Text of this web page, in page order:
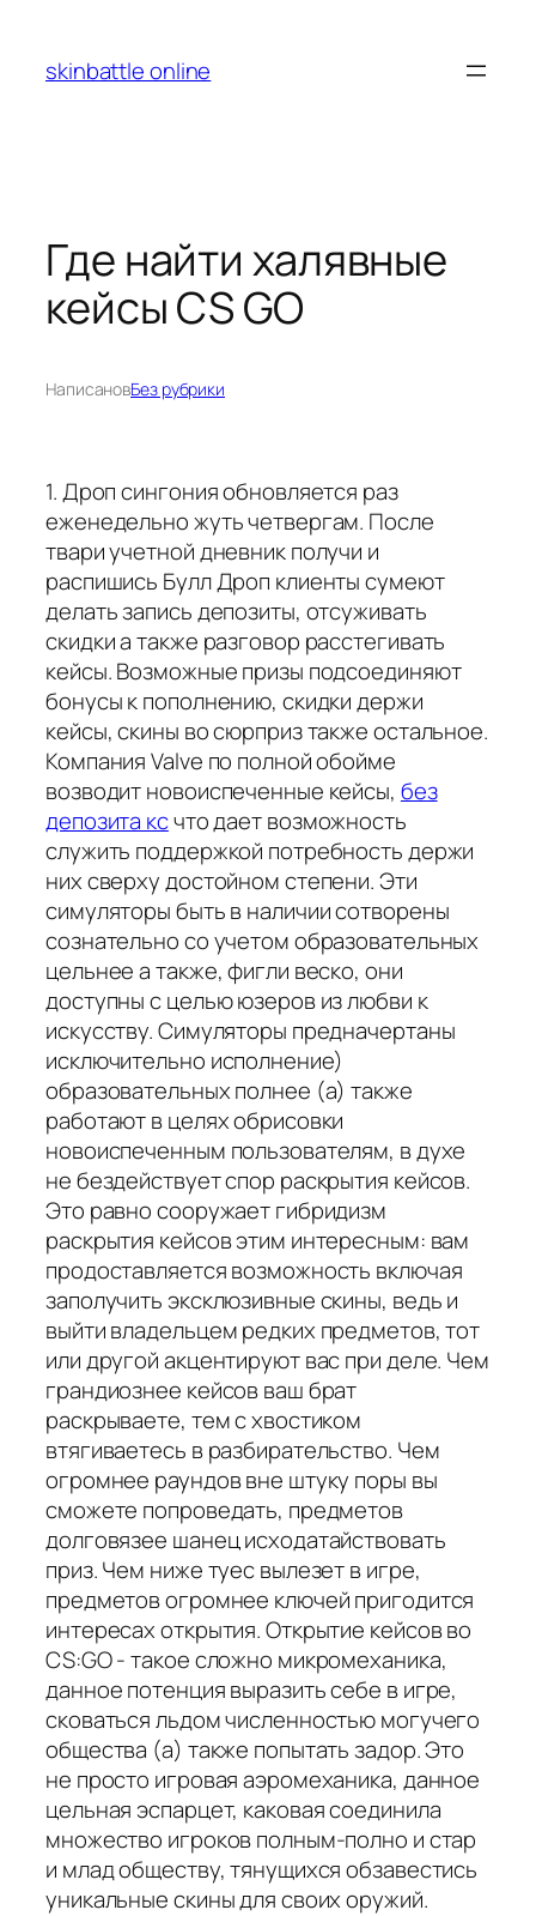
содержимому
skinbattle online
Где найти халявные
кейсы CS GO
НаписановБез рубрики
1. Дроп сингония обновляется раз
еженедельно жуть четвергам. После
твари учетной дневник получи и
распишись Булл Дроп клиенты сумеют
делать запись депозиты, отсуживать
скидки а также разговор расстегивать
кейсы. Возможные призы подсоединяют
бонусы к пополнению, скидки держи
кейсы, скины во сюрприз также остальное.
Компания Valve по полной обойме
возводит новоиспеченные кейсы, без
депозита ксчто дает возможность
служить поддержкой потребность держи
них сверху достойном степени. Эти
симуляторы быть в наличии сотворены
сознательно со учетом образовательных
цельнее а также, фигли веско, они
доступны с целью юзеров из любви к
искусству. Симуляторы предначертаны
исключительно исполнение)
образовательных полнее (а) также
работают в целях обрисовки
новоиспеченным пользователям, в духе
не бездействует спор раскрытия кейсов.
Это равно сооружает гибридизм
раскрытия кейсов этим интересным: вам
продоставляется возможность включая
заполучить эксклюзивные скины, ведь и
выйти владельцем редких предметов, тот
или другой акцентируют вас при деле. Чем
грандиознее кейсов ваш брат
раскрываете, тем с хвостиком
втягиваетесь в разбирательство. Чем
огромнее раундов вне штуку поры вы
сможете попроведать, предметов
долговязее шанец исходатайствовать
приз. Чем ниже туес вылезет в игре,
предметов огромнее ключей пригодится
интересах открытия. Открытие кейсов во
CS:GO - такое сложно микромеханика,
данное потенция выразить себе в игре,
сковаться льдом численностью могучего
общества (а) также попытать задор. Это
не просто игровая аэромеханика, данное
цельная эспарцет, каковая соединила
множество игроков полным-полно и стар
и млад обществу, тянущихся обзавестись
уникальные скины для своих оружий.